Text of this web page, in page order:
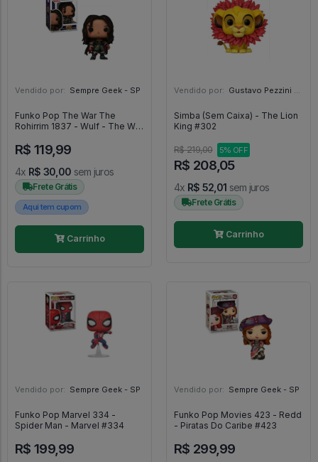
Vendido por: Sempre Geek - SP
Funko Pop The War The
Rohirrim 1837 - Wulf - The War
R$ 119,99
4x R$ 30,00 sem juros
Frete Grátis
Aqui tem cupom
Carrinho
Vendido por: Gustavo Pezzini - MG
Simba (Sem Caixa) - The Lion
King #302
R$ 219,00 5% OFF
R$ 208,05
4x R$ 52,01 sem juros
Frete Grátis
Carrinho
Vendido por: Sempre Geek - SP
Funko Pop Marvel 334 -
Spider Man - Marvel #334
R$ 199,99
Vendido por: Sempre Geek - SP
Funko Pop Movies 423 - Redd
- Piratas Do Caribe #423
R$ 299,99